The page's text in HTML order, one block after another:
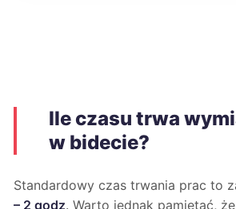
Ile czasu trwa
w bidecie?
Standardowy czas trwania prac to
– 2 godz. Warto jednak pamiętać,